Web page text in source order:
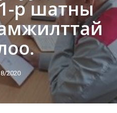
1-р шатны
2020